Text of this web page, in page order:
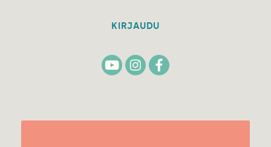
KIRJAUDU